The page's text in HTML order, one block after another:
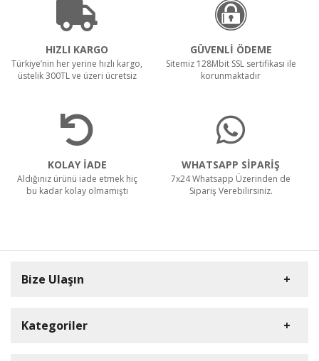
SR 1601 B Akülü
CTS40 MC Z22 EXA
HIZLI KARGO
Türkiye’nin her yerine hızlı kargo,
üstelik 300TL ve üzeri ücretsiz
GÜVENLİ ÖDEME
Sitemiz 128Mbit SSL sertifikası ile
korunmaktadır
KOLAY İADE
Aldığınız ürünü iade etmek hiç
bu kadar kolay olmamıştı
WHATSAPP SİPARİŞ
7x24 Whatsapp Üzerinden de
Sipariş Verebilirsiniz.
Bize Ulaşın
Kategoriler